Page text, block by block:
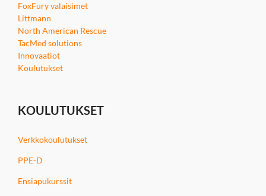
FoxFury valaisimet
Littmann
North American Rescue
TacMed solutions
Innovaatiot
Koulutukset
KOULUTUKSET
Verkkokoulutukset
PPE-D
Ensiapukurssit